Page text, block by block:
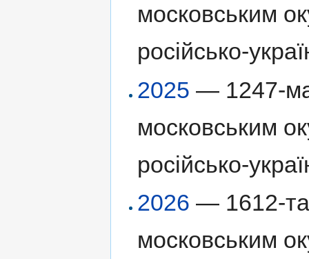
московським
російсько-
2025 — 1247-ма
московським
російсько-
2026 — 1612-та
московським